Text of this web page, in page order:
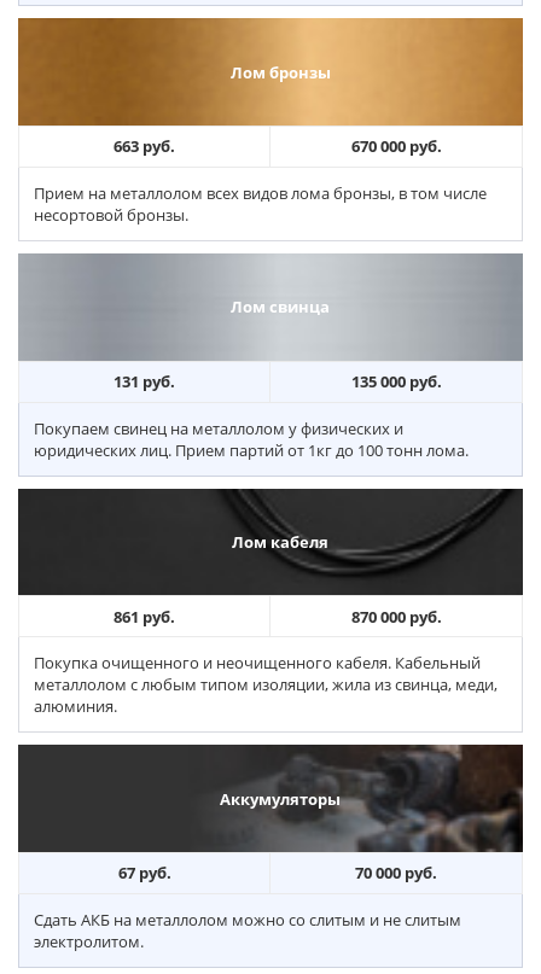
Лом бронзы
663 руб. 670 000 руб.
Прием на металлолом всех видов лома бронзы, в том числе
несортовой бронзы.
Лом свинца
131 руб. 135 000 руб.
Покупаем свинец на металлолом у физических и
юридических лиц. Прием партий от 1кг до 100 тонн лома.
Лом кабеля
861 руб. 870 000 руб.
Покупка очищенного и неочищенного кабеля. Кабельный
металлолом с любым типом изоляции, жила из свинца, меди,
алюминия.
Аккумуляторы
67 руб. 70 000 руб.
Сдать АКБ на металлолом можно со слитым и не слитым
электролитом.